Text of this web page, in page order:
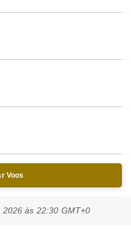
Voos
às 22:30 GMT+0